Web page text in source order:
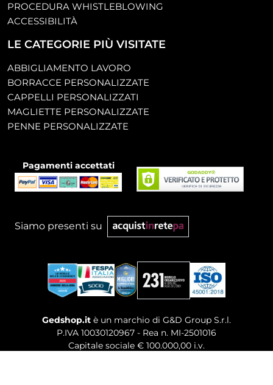
PROCEDURA WHISTLEBLOWING
ACCESSIBILITÀ
LE CATEGORIE PIÙ VISITATE
ABBIGLIAMENTO LAVORO
BORRACCE PERSONALIZZATE
CAPPELLI PERSONALIZZATI
MAGLIETTE PERSONALIZZATE
PENNE PERSONALIZZATE
Pagamenti accettati
Siamo presenti su
Gedshop.it è un marchio di G&D Group S.r.l.
P.IVA 10030120967 - Rea n. MI-2501016
Capitale sociale € 100.000,00 i.v.